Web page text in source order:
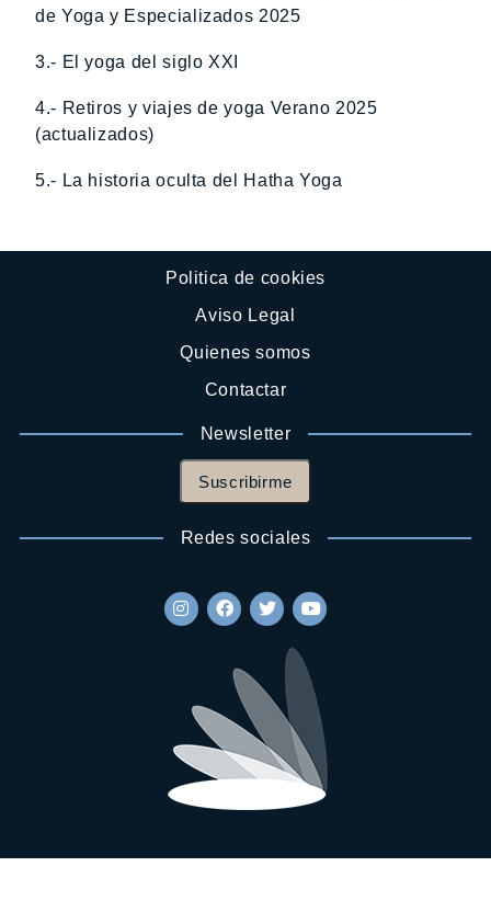
de Yoga y Especializados 2025
3.- El yoga del siglo XXI
4.- Retiros y viajes de yoga Verano 2025
(actualizados)
5.- La historia oculta del Hatha Yoga
Politica de cookies
Aviso Legal
Quienes somos
Contactar
Newsletter
Suscribirme
Redes sociales